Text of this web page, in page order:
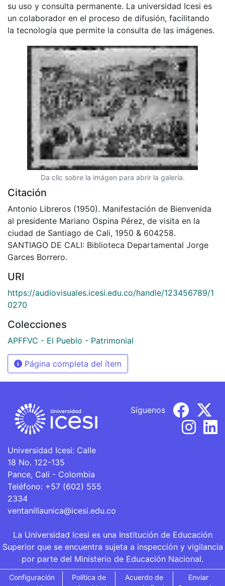
su uso y consulta permanente. La universidad Icesi es
un colaborador en el proceso de difusión, facilitando
la tecnología que permite la consulta de las imágenes.
Da clic sobre la imágen para abrir la galería.
Citación
Antonio Libreros (1950). Manifestación de Bienvenida
al presidente Mariano Ospina Pérez, de visita en la
ciudad de Santiago de Cali, 1950 & 604258.
SANTIAGO DE CALI: Biblioteca Departamental Jorge
Garces Borrero.
URI
https://audiovisuales.icesi.edu.co/handle/123456789/1
0270
Colecciones
APFFVC - El Pueblo - Patrimonial
Página completa del ítem
Universidad Icesi: Calle
18 No. 122-135
Pance, Cali - Colombia
Teléfono: +57 (602) 555
2334
ventanillaunica@icesi.edu.co
Síguenos
La Universidad Icesi es una Institución de Educación
Superior que se encuentra sujeta a inspección y vigilancia
por parte del Ministerio de Educación Nacional.
Configuración
Política de
Acuerdo de
Enviar